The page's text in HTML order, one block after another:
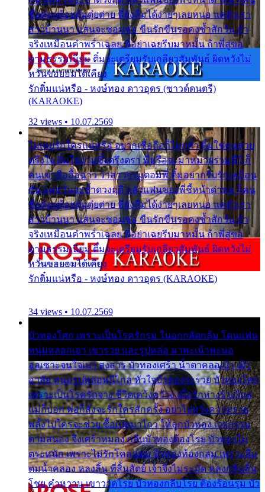
ชื่อต๋อยต้อยตุ้มตุ๋ยต่าย พี่ยังลืมได้ง่ายๆเลยหนอ แค่ตัวเรา
สาวบ้านนา แสนจะซอมซ่อ ขืนรักขืนรอคงช้ำสักวัน ถ้า
จริงเหมือนคำพร่ำเฉลย พี่อย่าเฉยรีบมาหมั้น ถ้าพี่สู่ขอ
ตามธรรมเนียม ติ๋มจะเตรียมรับเกลียวสัมพันธ์ ผิดหวังไม่
หวั่นขอยอมได้เคียง
รักติ๋มแน่หรือ - หงษ์ทอง ดาวอุดร (ซาวด์ดนตรี)
(KARAOKE)
32 views • 10.07.2569
ไม่เคยรักใครแน่หรือ อยากเชื่อถือก็ไม่กล้า ติ๋มใช่คนสวย
ตรึงใจ ติ๋มใช่งามซึ้งตรึงตรา พี่หรือจะมาหมายร่วมชีวี ก็
คนเขาลืออื้อฉาว ว่าสาวๆรุมตอมพี่ ติ๋มอยากรับรักเหมือน
กัน แต่หวั่นจะช้ำดวงฤดี กลัวแฟนของพี่ชี้หน้าด่าทอ ก็คน
ชื่อต๋อยต้อยตุ้มตุ๋ยต่าย พี่ยังลืมได้ง่ายๆเลยหนอ แค่ตัวเรา
สาวบ้านนา แสนจะซอมซ่อ ขืนรักขืนรอคงช้ำสักวัน ถ้า
จริงเหมือนคำพร่ำเฉลย พี่อย่าเฉยรีบมาหมั้น ถ้าพี่สู่ขอ
ตามธรรมเนียม ติ๋มจะเตรียมรับเกลียวสัมพันธ์ ผิดหวังไม่
หวั่นขอยอมได้เคียง
รักติ๋มแน่หรือ - หงษ์ทอง ดาวอุดร (KARAOKE)
34 views • 10.07.2569
บัวทองโศก เพราะเป็นโรครักรุม ในอกกลัดกลุ้ม โดนแฟน
หนุ่มหลอกเอา เขารวย และรูปหล่อ มาพะเน้าพะนอ
ออเซาะจนใจเบา สงสาร บัวทองเศร้า น้ำตาคลอเบ้า เฝ้า
อาลัย หนุ่มรูปหล่อหนีไกล หัวใจบัวทองระรวย บัวทองโศก
เพราะเป็นโรครักจาง ชีวิตเคว้งคว้าง เมื่อรักห่างร้างไกล
แม่ก็บอก พ่อก็สั่งจะรักใครสักครั้ง อย่าไปหวังความรวย
พลั้งไปใครจะช่วย ซื้อเปลมาไกว ให้ลูกบัวทอง เวรกรรม
ตามสนอง จึงเศร้าหมอง กลีบบัวทองต้องโรย บัวทองไม่
ตระหนัก เพราะไม่รักโคลนตม บัวทองท้องกลม เพราะลืม
ตมน้ำคลอง หลงลิ้น ที่สิ้นสัตย์ เจ้าจึงไม่ระมัด หลงกลิ่นลิ้น
โชย คำหวาน เขาวาดโรย บัวทองกลีบโรย ต้องร้อนรุม บัว